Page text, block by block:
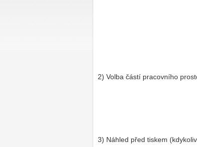
2) Volba částí pracovního
3) Náhled před tiskem